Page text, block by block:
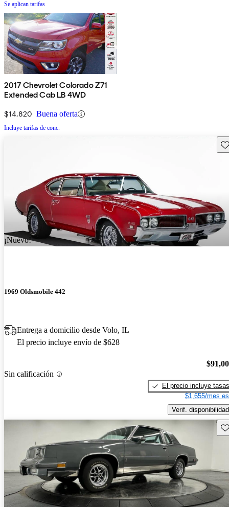
Se aplican tarifas
2017 Chevrolet Colorado Z71
Extended Cab LB 4WD
$14,820 Buena oferta
Incluye tarifas de conc.
¡Nuevo!
1969 Oldsmobile 442
Entrega a domicilio desde Volo, IL
El precio incluye envío de $628
Sin calificación
El precio incluye tasas
$1,655/mes
Verif. disponibilidad